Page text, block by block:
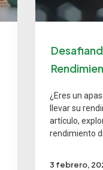
3 febrero,
¿Eres un
llevar su
artículo,
rendimiento